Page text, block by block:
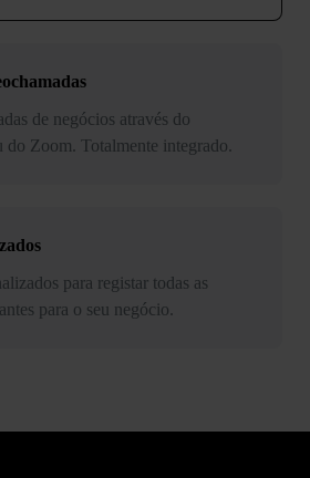
de negócios através do
do Zoom. Totalmente integrado.
para registar todas as
para o seu negócio.